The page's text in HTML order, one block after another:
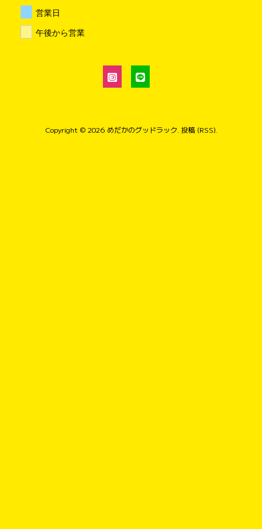
営業日
午後から営業
Copyright © 2026 めだかのグッドラック 投稿 (RSS).